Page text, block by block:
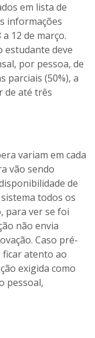
em lista de
informações
12 de março.
estudante deve
por pessoa, de
parciais (50%), a
de até três
variam em cada
vão sendo
de
todos os
para ver se foi
não envia
Caso pré-
ficar atento ao
exigida como
pessoal,